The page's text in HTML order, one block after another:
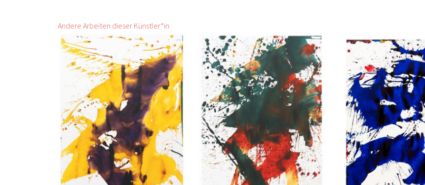
Andere Arbeiten dieser Künstler*in